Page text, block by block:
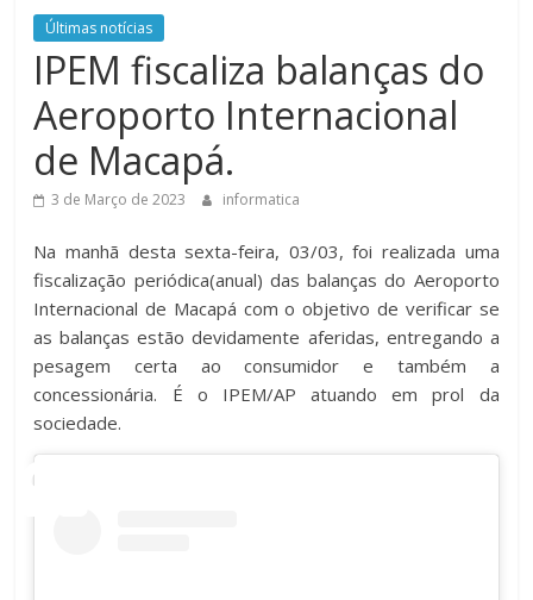
Últimas notícias
IPEM fiscaliza balanças do
Aeroporto Internacional
de Macapá.
3 de Março de 2023 informatica
Na manhã desta sexta-feira, 03/03, foi realizada uma
fiscalização periódica(anual) das balanças do Aeroporto
Internacional de Macapá com o objetivo de verificar se
as balanças estão devidamente aferidas, entregando a
pesagem certa ao consumidor e também a
concessionária. É o IPEM/AP atuando em prol da
sociedade.